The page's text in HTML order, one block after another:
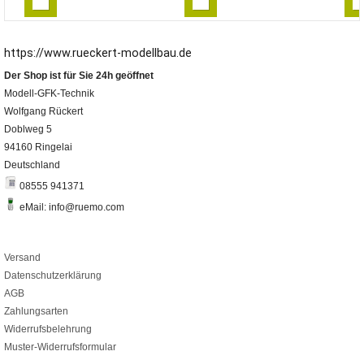
https://www.rueckert-modellbau.de
Der Shop ist für Sie 24h geöffnet
Modell-GFK-Technik
Wolfgang Rückert
Doblweg 5
94160 Ringelai
Deutschland
08555 941371
eMail: info@ruemo.com
Versand
Datenschutzerklärung
AGB
Zahlungsarten
Widerrufsbelehrung
Muster-Widerrufsformular